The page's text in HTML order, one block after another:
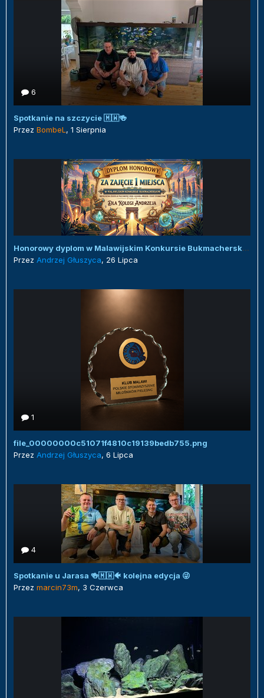
6
Spotkanie na szczycie 🇲🇼🍻
Przez BombeL , 1 Sierpnia
Honorowy dyplom w Malawijskim Konkursie Bukmacherskim :)
Przez Andrzej Głuszyca, 26 Lipca
1
file_00000000c51071f4810c19139bedb755.png
Przez Andrzej Głuszyca, 6 Lipca
4
Spotkanie u Jarasa 🍻🇲🇼🐠 kolejna edycja 😜
Przez marcin73m, 3 Czerwca